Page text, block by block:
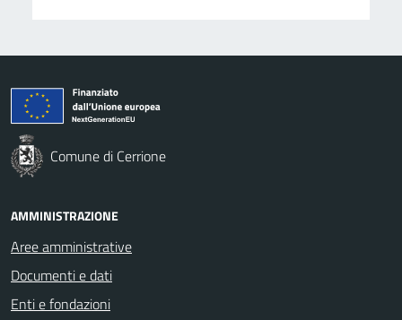
Comune di Cerrione
AMMINISTRAZIONE
Aree amministrative
Documenti e dati
Enti e fondazioni